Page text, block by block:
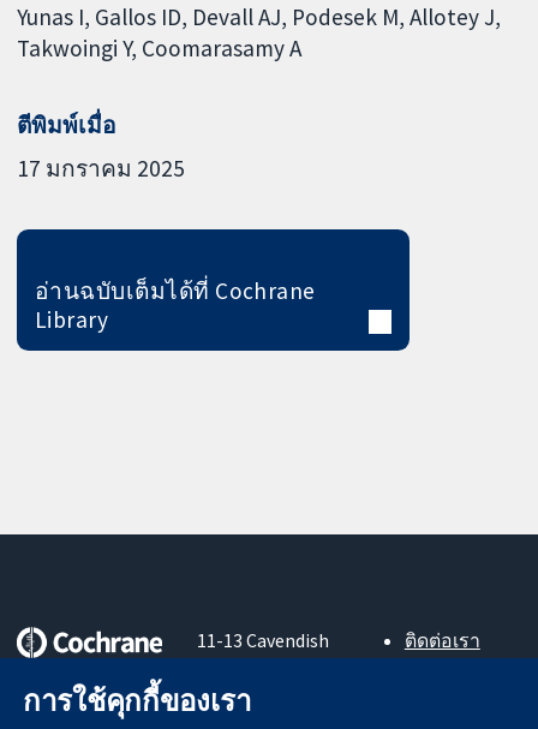
Yunas I Gallos ID Devall AJ Podesek M Allotey J
Takwoingi Y Coomarasamy A
ตีพิมพ์เมื่อ
17 มกราคม 2025
อ่านฉบับเต็มได้ที่ Cochrane
Library
หลักฐานที่เชื่อถือ
ได้
11-13 Cavendish
London
ติดต่อเรา
การใช้คุกกี้ของเรา